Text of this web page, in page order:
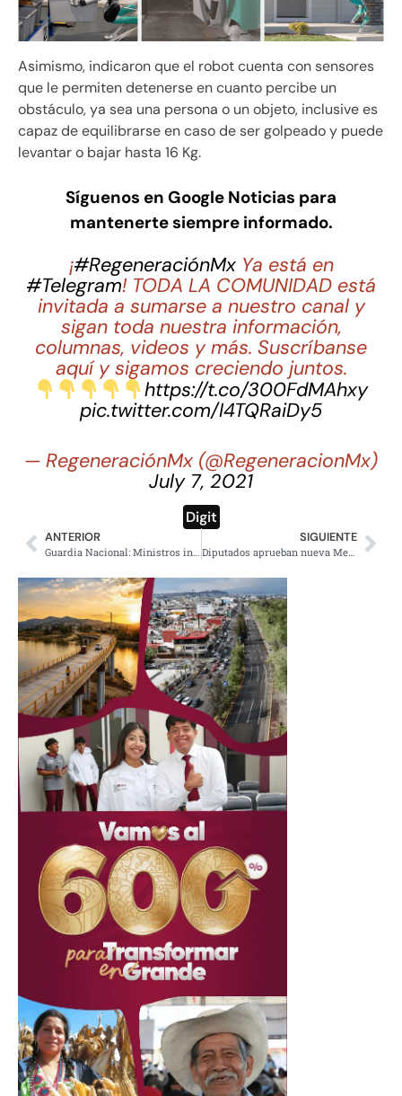
Asimismo, indicaron que el robot cuenta con sensores
que le permiten detenerse en cuanto percibe un
obstáculo, ya sea una persona o un objeto, inclusive es
capaz de equilibrarse en caso de ser golpeado y puede
levantar o bajar hasta 16 Kg.
Síguenos en Google Noticias para
mantenerte siempre informado.
¡#RegeneraciónMxYa está en
#Telegram! TODA LA COMUNIDAD está
invitada a sumarse a nuestro canal y
sigan toda nuestra información,
columnas, videos y más. Suscríbanse
aquí y sigamos creciendo juntos.
https://t.co/300FdMAhxy
pic.twitter.com/I4TQRaiDy5
— RegeneraciónMx (@RegeneracionMx)
July 7, 2021
Digit
ANTERIOR SIGUIENTE
Diputados aprueban nueva Mexicana de Aviación a iniciativa de AMLO